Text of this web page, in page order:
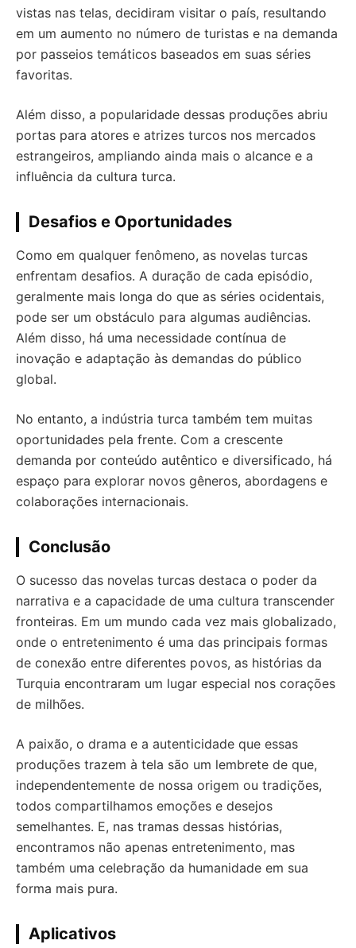
vistas nas telas, decidiram visitar o país, resultando
em um aumento no número de turistas e na demanda
por passeios temáticos baseados em suas séries
favoritas.
Além disso, a popularidade dessas produções abriu
portas para atores e atrizes turcos nos mercados
estrangeiros, ampliando ainda mais o alcance e a
influência da cultura turca.
Desafios e Oportunidades
Como em qualquer fenômeno, as novelas turcas
enfrentam desafios. A duração de cada episódio,
geralmente mais longa do que as séries ocidentais,
pode ser um obstáculo para algumas audiências.
Além disso, há uma necessidade contínua de
inovação e adaptação às demandas do público
global.
No entanto, a indústria turca também tem muitas
oportunidades pela frente. Com a crescente
demanda por conteúdo autêntico e diversificado, há
espaço para explorar novos gêneros, abordagens e
colaborações internacionais.
Conclusão
O sucesso das novelas turcas destaca o poder da
narrativa e a capacidade de uma cultura transcender
fronteiras. Em um mundo cada vez mais globalizado,
onde o entretenimento é uma das principais formas
de conexão entre diferentes povos, as histórias da
Turquia encontraram um lugar especial nos corações
de milhões.
A paixão, o drama e a autenticidade que essas
produções trazem à tela são um lembrete de que,
independentemente de nossa origem ou tradições,
todos compartilhamos emoções e desejos
semelhantes. E, nas tramas dessas histórias,
encontramos não apenas entretenimento, mas
também uma celebração da humanidade em sua
forma mais pura.
Aplicativos